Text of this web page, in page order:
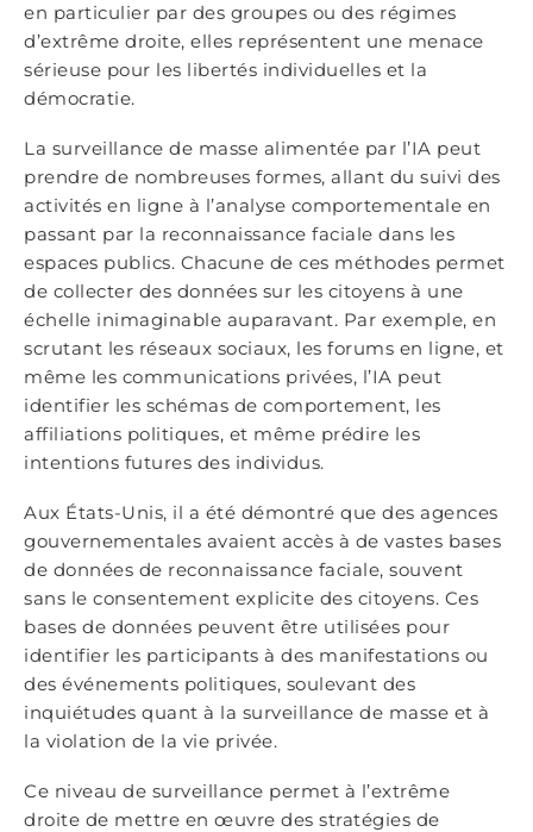
en particulier par des groupes ou des régimes
d’extrême droite, elles représentent une menace
sérieuse pour les libertés individuelles et la
démocratie.
La surveillance de masse alimentée par l’IA peut
prendre de nombreuses formes, allant du suivi des
activités en ligne à l’analyse comportementale en
passant par la reconnaissance faciale dans les
espaces publics. Chacune de ces méthodes permet
de collecter des données sur les citoyens à une
échelle inimaginable auparavant. Par exemple, en
scrutant les réseaux sociaux, les forums en ligne, et
même les communications privées, l’IA peut
identifier les schémas de comportement, les
affiliations politiques, et même prédire les
intentions futures des individus.
Aux États-Unis, il a été démontré que des agences
gouvernementales avaient accès à de vastes bases
de données de reconnaissance faciale, souvent
sans le consentement explicite des citoyens. Ces
bases de données peuvent être utilisées pour
identifier les participants à des manifestations ou
des événements politiques, soulevant des
inquiétudes quant à la surveillance de masse et à
la violation de la vie privée.
Ce niveau de surveillance permet à l’extrême
droite de mettre en œuvre des stratégies de